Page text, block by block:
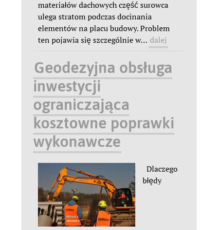
materiałów dachowych część surowca
ulega stratom podczas docinania
elementów na placu budowy. Problem
ten pojawia się szczególnie w… dalej
Geodezyjna obsługa
inwestycji
ograniczająca
kosztowne poprawki
wykonawcze
Dlaczego
błędy